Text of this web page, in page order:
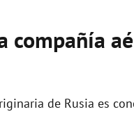
compañía
de Rusia es